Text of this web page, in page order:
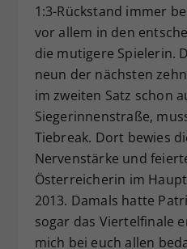
1:3-Rückstand immer
vor allem in den
die mutigere Spielerin.
neun der nächsten
im zweiten Satz schon
Siegerinnenstraße,
Tiebreak. Dort bewies
Nervenstärke und
Österreicherin im
2013. Damals hatte
sogar das Viertelfinale
mich bei euch allen